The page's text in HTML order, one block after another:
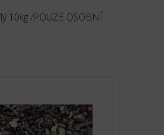
10kg /POUZE OSOBNÍ